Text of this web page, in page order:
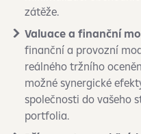
zátěže.
Valuace a finanční
finanční a provozní
reálného tržního
možné synergické
společnosti do vašeho
portfolia.